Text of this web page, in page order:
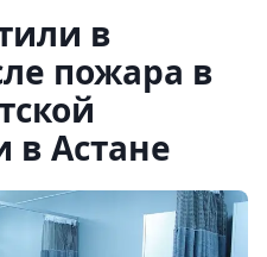
в
пожара в
в Астане